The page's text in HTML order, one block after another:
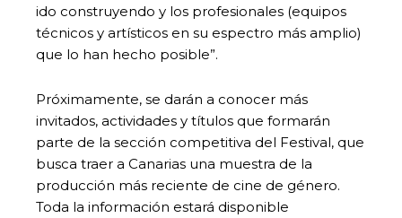
ido construyendo y los profesionales (equipos
técnicos y artísticos en su espectro más amplio)
que lo han hecho posible”.
Próximamente, se darán a conocer más
invitados, actividades y títulos que formarán
parte de la sección competitiva del Festival, que
busca traer a Canarias una muestra de la
producción más reciente de cine de género.
Toda la información estará disponible